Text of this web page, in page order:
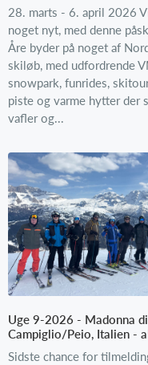
28. marts - 6. april 2026
noget nyt, med denne
Åre byder på noget af
skiløb, med udfordrende
snowpark, funrides,
piste og varme hytter der
vafler og...
Uge 9-2026 - Madonna di
Campiglio/Peio, Italien -
Sidste chance for